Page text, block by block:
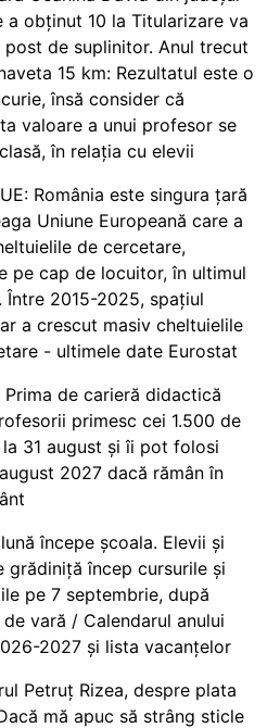
a obținut 10 la Titularizare va
post de suplinitor. Anul trecut
15 km: Rezultatul este o
însă consider că
valoare a unui profesor se
în relația cu elevii
România este singura țară
Uniune Europeană care a
de cercetare,
pe cap de locuitor, în ultimul
Între 2015-2025, spațiul
a crescut masiv cheltuielile
- ultimele date Eurostat
Prima de carieră didactică
primesc cei 1.500 de
la 31 august și îi pot folosi
2027 dacă rămân în
începe școala. Elevii și
grădiniță încep cursurile și
pe 7 septembrie, după
vară / Calendarul anului
2027 și lista vacanțelor
Petruț Rizea, despre plata
mă apuc să strâng sticle